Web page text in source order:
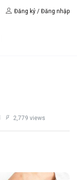
Đăng ký / Đăng nhập
2,779 views